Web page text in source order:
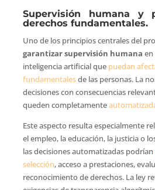
Supervisión humana y
derechos fundamentales.
Uno de los principios centrales del
garantizar supervisión humana en
inteligencia artificial que puedan
fundamentalesde las personas. La
decisiones con consecuencias
queden completamente
Este aspecto resulta especialmente
el empleo, la educación, la justicia o
las decisiones automatizadas podrían
selección, acceso a prestaciones,
reconocimiento de derechos. La ley